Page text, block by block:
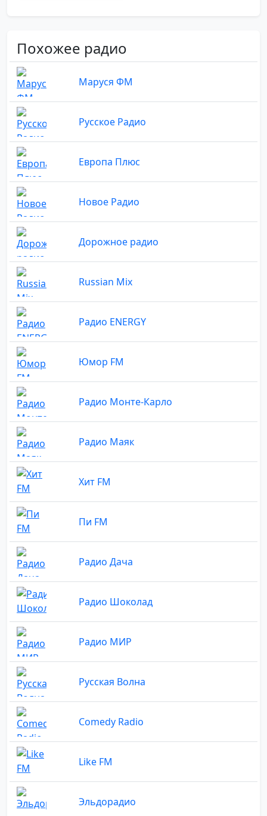
Похожее радио
Маруся ФМ
Русское Радио
Европа Плюс
Новое Радио
Дорожное радио
Russian Mix
Радио ENERGY
Юмор FM
Радио Монте-Карло
Радио Маяк
Хит FM
Пи FM
Радио Дача
Радио Шоколад
Радио МИР
Русская Волна
Comedy Radio
Like FM
Эльдорадио